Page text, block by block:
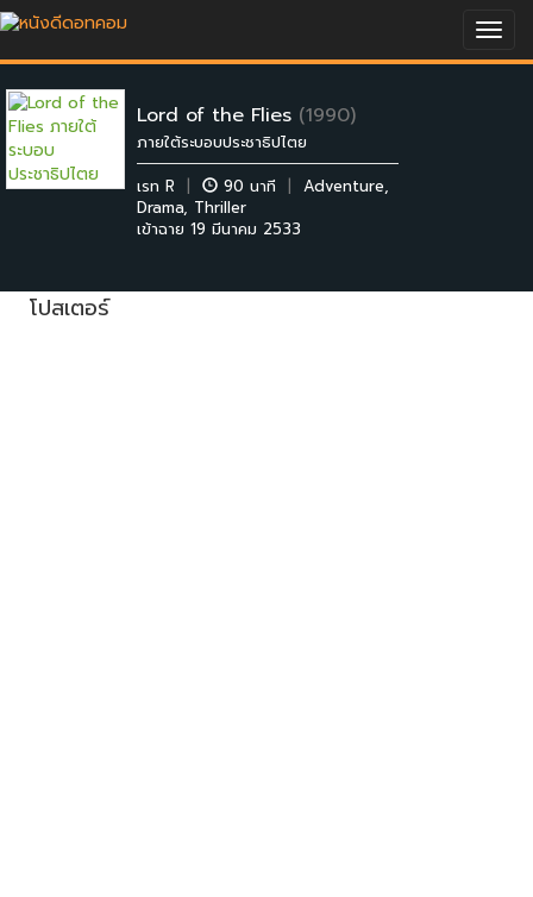
Lord of the Flies (1990)
ภายใต้ระบอบประชาธิปไตย
เรท R
| 90 นาที | Adventure,
Drama, Thriller
เข้าฉาย 19 มีนาคม 2533
โปสเตอร์